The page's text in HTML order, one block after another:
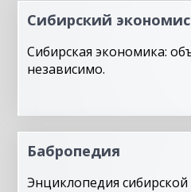
Сибирский
Сибирская экономика:
независимо.
Бабропедия
Энциклопедия сибирской